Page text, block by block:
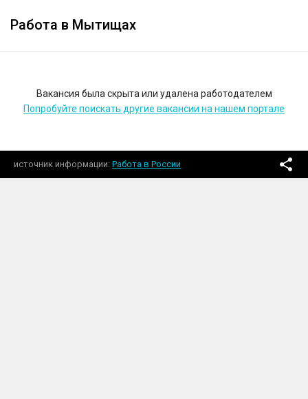
Работа в Мытищах
Вакансия была скрыта или удалена работодателем
Попробуйте поискать другие вакансии на нашем портале
источник информации Работа в России